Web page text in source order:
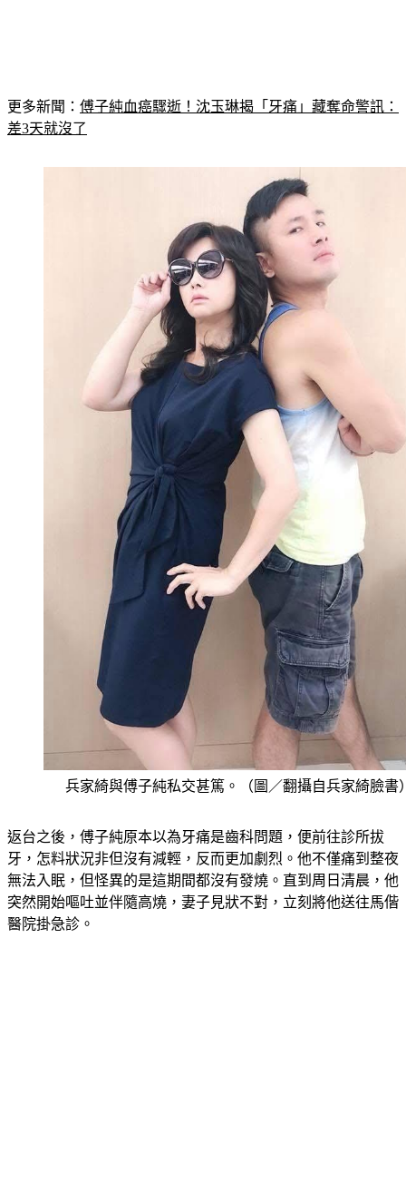
更多新聞： 傅子純血癌驟逝！沈玉琳揭「牙痛」藏奪命警訊：
差3天就沒了
兵家綺與傅子純私交甚篤。（圖／翻攝自兵家綺臉書
返台之後，傅子純原本以為牙痛是齒科問題，便前往診所拔
牙，怎料狀況非但沒有減輕，反而更加劇烈。他不僅痛到整夜
無法入眠，但怪異的是這期間都沒有發燒。直到周日清晨，他
突然開始嘔吐並伴隨高燒，妻子見狀不對，立刻將他送往馬偕
醫院掛急診。